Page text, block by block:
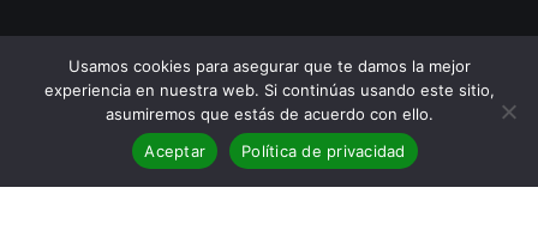
Usamos cookies para asegurar que te damos la mejor
experiencia en nuestra web. Si continúas usando este sitio,
asumiremos que estás de acuerdo con ello.
Aceptar
Política de privacidad